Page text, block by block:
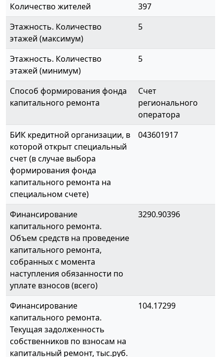
Количество жителей
397
Этажность. Количество
этажей (максимум)
5
Этажность. Количество
этажей (минимум)
5
Способ формирования фонда
капитального ремонта
Счет
регионального
оператора
БИК кредитной организации, в
которой открыт специальный
счет (в случае выбора
формирования фонда
капитального ремонта на
специальном счете)
043601917
Финансирование
капитального ремонта.
Объем средств на проведение
капитального ремонта,
собранных с момента
наступления обязанности по
уплате взносов (всего)
3290.90396
Финансирование
капитального ремонта.
Текущая задолженность
собственников по взносам на
капитальный ремонт, тыс.руб.
104.17299